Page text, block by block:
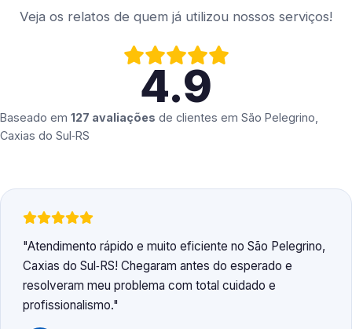
Veja os relatos de quem já utilizou nossos serviços!
4.9
Baseado em 127 avaliações de clientes em São Pelegrino,
Caxias do Sul‑RS
Atendimento rápido e muito eficiente no São Pelegrino,
Caxias do Sul‑RS! Chegaram antes do esperado e
resolveram meu problema com total cuidado e
profissionalismo.